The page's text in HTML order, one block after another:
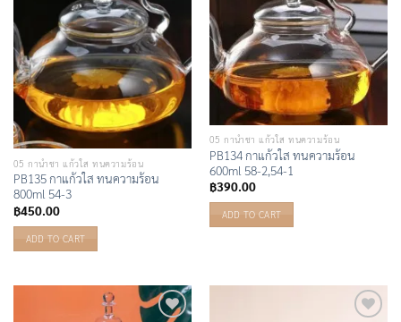
05 กาน้ำชา แก้วใส ทนความร้อน
PB135 กาแก้วใส ทนความร้อน
800ml 54-3
฿450.00
ADD TO CART
05 กาน้ำชา แก้วใส ทนความร้อน
PB134 กาแก้วใส ทนความร้อน
600ml 58-2,54-1
฿390.00
ADD TO CART